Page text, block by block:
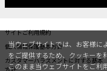
サイトご利用規約
個人情報保護基本方針
カスタマーハラスメントに対する基本
当ウェブサイトでは、お客様に
をご提供するため、クッキーを
このまま当ウェブサイトをご利